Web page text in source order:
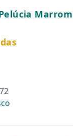
Marrom